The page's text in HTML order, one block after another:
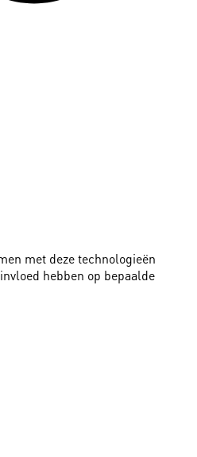
met deze technologieën
hebben op bepaalde